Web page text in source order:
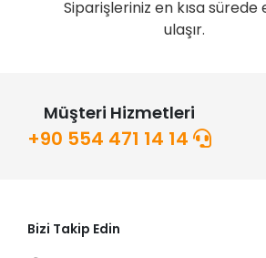
Siparişleriniz en kısa sürede
ulaşır.
Müşteri Hizmetleri
+90 554 471 14 14
Bizi Takip Edin